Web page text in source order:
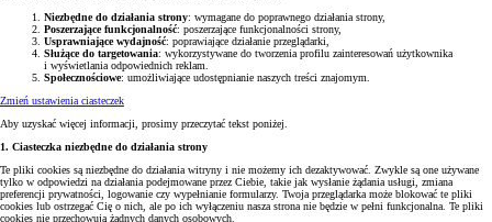
Niezbędne do działania strony: wymagane do poprawnego działania strony,
Poszerzające funkcjonalność: poszerzające funkcjonalności strony,
Usprawniające wydajność: poprawiające działanie przeglądarki,
Służące do targetowania: wykorzystywane do tworzenia profilu zainteresowań użytkownika
i wyświetlania odpowiednich reklam.
Społecznościowe: umożliwiające udostępnianie naszych treści znajomym.
Zmień ustawienia ciasteczek
Aby uzyskać więcej informacji, prosimy przeczytać tekst poniżej.
1. Ciasteczka niezbędne do działania strony
Te pliki cookies są niezbędne do działania witryny i nie możemy ich dezaktywować. Zwykle są one używane
tylko w odpowiedzi na działania podejmowane przez Ciebie, takie jak wysłanie żądania usługi, zmiana
preferencji prywatności, logowanie czy wypełnianie formularzy. Twoja przeglądarka może blokować te pliki
cookies lub ostrzegać Cię o nich, ale po ich wyłączeniu nasza strona nie będzie w pełni funkcjonalna. Te pliki
cookies nie przechowują żadnych danych osobowych.